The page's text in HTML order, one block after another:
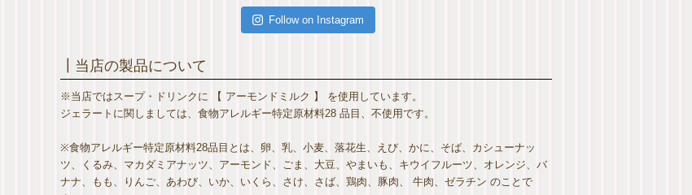
Follow on Instagram
┃当店の製品について
※当店ではスープ・ドリンクに 【 アーモンドミルク 】 を使用しています。
ジェラートに関しましては、食物アレルギー特定原材料28 品目、不使用です。
※食物アレルギー特定原材料28品目とは、卵、乳、小麦、落花生、えび、かに、そば、カシューナッ
ツ、くるみ、マカダミアナッツ、アーモンド、ごま、大豆、やまいも、キウイフルーツ、オレンジ、バ
ナナ、もも、りんご、あわび、いか、いくら、さけ、さば、鶏肉、豚肉、 牛肉、ゼラチン のことで